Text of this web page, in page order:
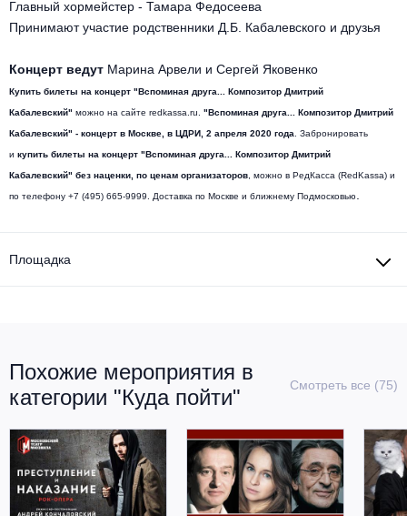
Главный хормейстер - Тамара Федосеева
Принимают участие родственники Д.Б. Кабалевского и друзья
Концерт ведут Марина Арвели и Сергей Яковенко
Купить билеты на концерт "Вспоминая друга... Композитор Дмитрий
Кабалевский" можно на сайте redkassa.ru. "Вспоминая друга... Композитор Дмитрий
Кабалевский" - концерт в Москве, в ЦДРИ , 2 апреля 2020 года . Забронировать
и купить билеты на концерт "Вспоминая друга... Композитор Дмитрий
Кабалевский" без наценки, по ценам организаторов , можно в РедКасса (RedKassa) и
по телефону +7 (495) 665-9999. Доставка по Москве и ближнему Подмосковью
Площадка
Похожие мероприятия в
категории "Куда пойти"
Смотреть все (75)